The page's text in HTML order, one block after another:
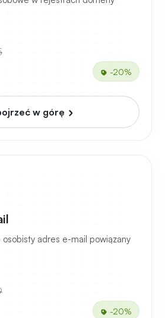
-20%
w górę
osobisty adres e-mail powiązany
-20%